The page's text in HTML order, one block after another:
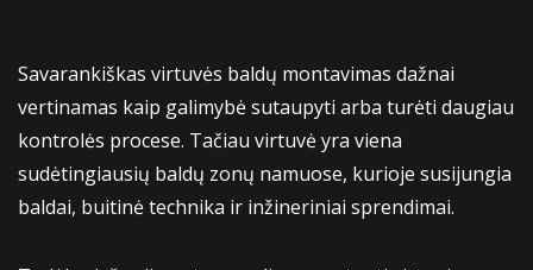
Savarankiškas virtuvės baldų montavimas dažnai
vertinamas kaip galimybė sutaupyti arba turėti daugiau
kontrolės procese. Tačiau virtuvė yra viena
sudėtingiausių baldų zonų namuose, kurioje susijungia
baldai, buitinė technika ir inžineriniai sprendimai.